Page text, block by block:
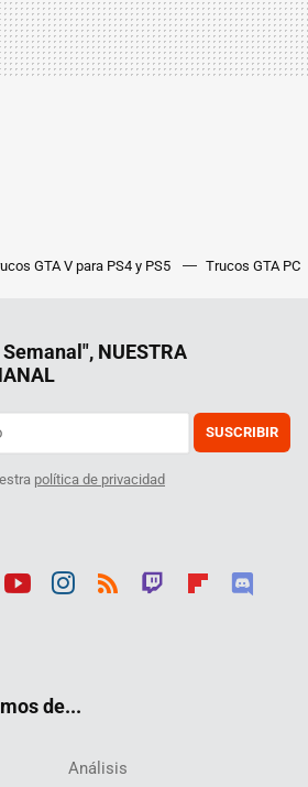
GTA V para PS4 y PS5 Trucos GTA PC
NUESTRA
SUSCRIBIR
política de privacidad
de...
Análisis